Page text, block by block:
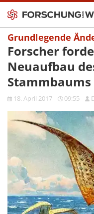
Grundlegende
Forscher
Neuaufbau
Stammbaums
18. April 2017 09:55